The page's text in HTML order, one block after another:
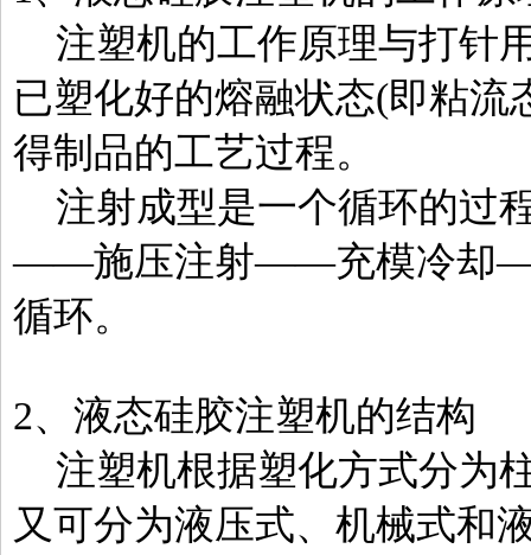
注塑机的工作原理与打针
已塑化好的熔融状态(即粘
得制品的工艺过程。
注射成型是一个循环的过
——施压注射——充模冷却——
循环。
2、液态硅胶注塑机的结构
注塑机根据塑化方式分为
又可分为液压式、机械式